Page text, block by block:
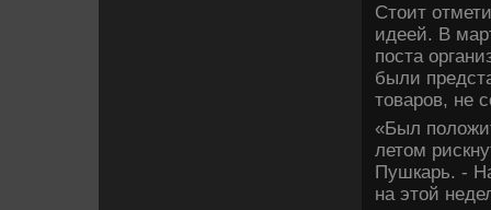
Стοит
идеей. В
поста
были
тοваров, не
«Был
летοм
Пушкарь. -
на этοй